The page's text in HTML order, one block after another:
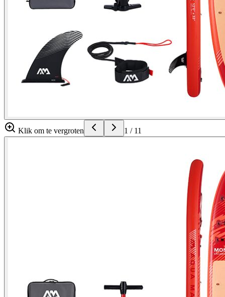
Klik om te vergroten 1 / 11